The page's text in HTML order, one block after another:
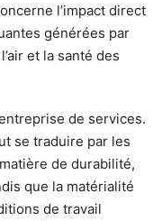
l’impact direct
générées par
et la santé des
de services.
se traduire par les
de durabilité,
que la matérialité
de travail